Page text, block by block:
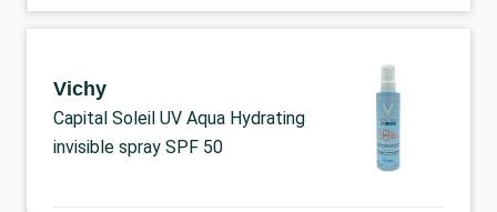
Vichy
Capital Soleil UV Aqua Hydrating
invisible spray SPF 50